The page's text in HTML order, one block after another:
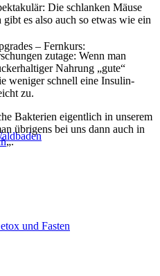
– Fernkurs:
und Fasten
Die schlanken Mäuse
es also auch so etwas wie ein
zutage: Wenn man
Nahrung „gute“
weniger schnell eine Insulin-
zu.
Bakterien eigentlich in unserem
übrigens bei uns dann auch in
„.